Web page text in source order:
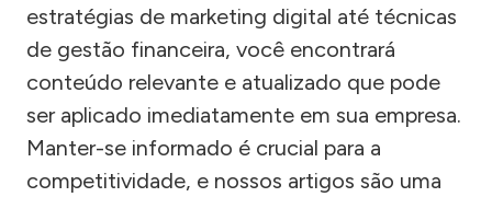
estratégias de marketing digital até técnicas
de gestão financeira, você encontrará
conteúdo relevante e atualizado que pode
ser aplicado imediatamente em sua empresa.
Manter-se informado é crucial para a
competitividade, e nossos artigos são uma